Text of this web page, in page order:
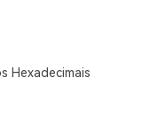
Hexadecimais